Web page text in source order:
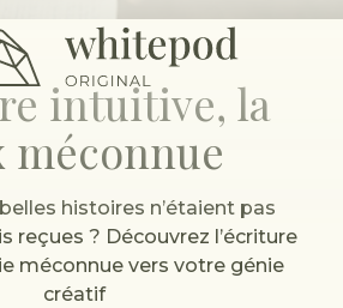
RestaurantsSpaRetreats
intuitive, la
méconnue
histoires n’étaient pas
reçues ? Découvrez l’écriture
méconnue vers votre génie
créatif